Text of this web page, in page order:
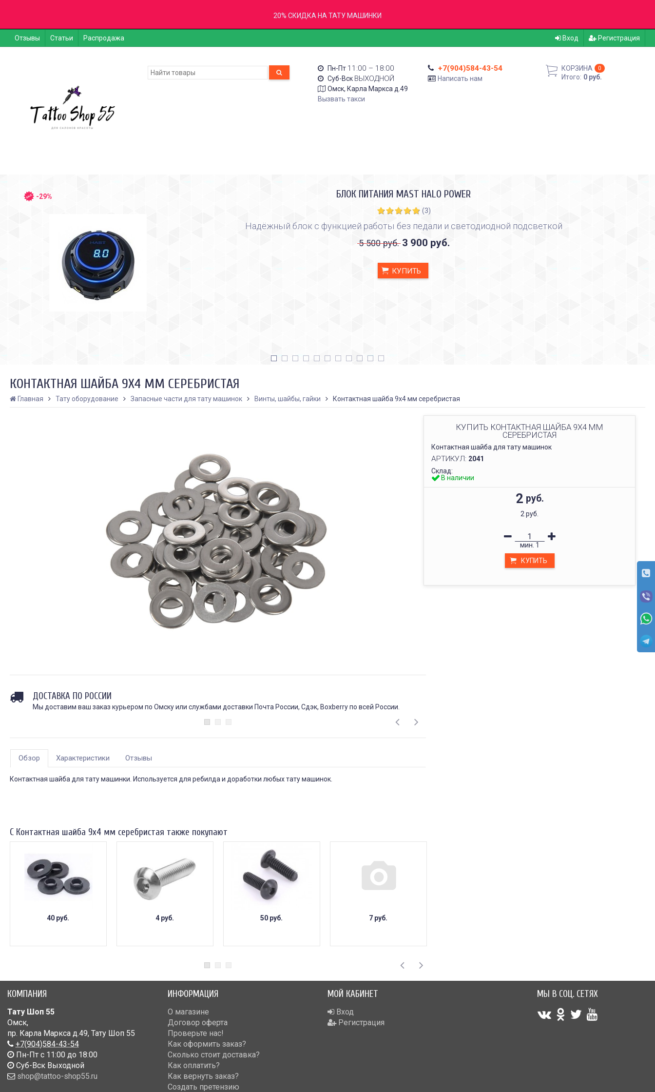
20% СКИДКА НА ТАТУ МАШИНКИ
Отзывы Статьи Распродажа Вход Регистрация
Пн-Пт 11:00 – 18:00
Суб-Вск ВЫХОДНОЙ
Омск, Карла Маркса д.49
Вызвать такси
+7(904)584-43-54
Написать нам
КОРЗИНА 0
Итого: 0 руб.
-29% БЛОК ПИТАНИЯ MAST HALO POWER
(3)
Надёжный блок с функцией работы без педали и светодиодной подсветкой
5 500 руб. 3 900 руб.
КУПИТЬ
КОНТАКТНАЯ ШАЙБА 9Х4 ММ СЕРЕБРИСТАЯ
Главная Тату оборудование Запасные части для тату машинок Винты, шайбы, гайки Контактная шайба 9х4 мм серебристая
КУПИТЬ КОНТАКТНАЯ ШАЙБА 9Х4 ММ
СЕРЕБРИСТАЯ
Контактная шайба для тату машинок
АРТИКУЛ: 2041
Склад:
В наличии
2 руб.
2 руб.
мин. 1
КУПИТЬ
ДОСТАВКА ПО РОССИИ
Мы доставим ваш заказ курьером по Омску или службами доставки Почта России, Сдэк, Boxberry по всей России.
Обзор Характеристики Отзывы
Контактная шайба для тату машинки. Используется для ребилда и доработки любых тату машинок.
С Контактная шайба 9х4 мм серебристая также покупают
40 руб. 4 руб. 50 руб. 7 руб.
КОМПАНИЯ
Тату Шоп 55
Омск,
пр. Карла Маркса д.49, Тату Шоп 55
+7(904)584-43-54
Пн-Пт с 11:00 до 18:00
Cуб-Вск Выходной
shop@tattoo-shop55.ru
ИНФОРМАЦИЯ
О магазине
Договор оферта
Проверьте нас!
Как оформить заказ?
Сколько стоит доставка?
Как оплатить?
Как вернуть заказ?
Создать претензию
МОЙ КАБИНЕТ
Вход
Регистрация
МЫ В СОЦ. СЕТЯХ